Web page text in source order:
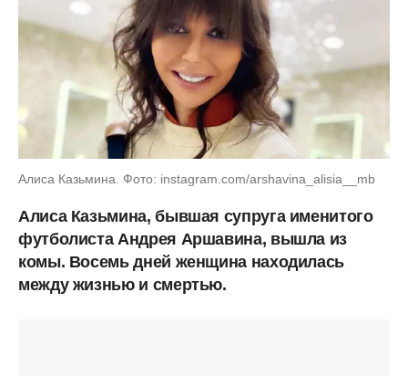
Алиса Казьмина. Фото: instagram.com/arshavina_alisia__mb
Алиса Казьмина, бывшая супруга именитого
футболиста Андрея Аршавина, вышла из
комы. Восемь дней женщина находилась
между жизнью и смертью.